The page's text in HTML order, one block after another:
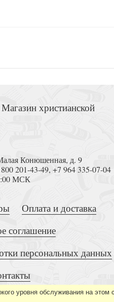
Страстная седмица для 3-х и
христианской
Конюшенная, д. 9
201-43-49, +7 964 335-07-04
МСК
Оплата и доставка
соглашение
персональных данных
уровня обслуживания на